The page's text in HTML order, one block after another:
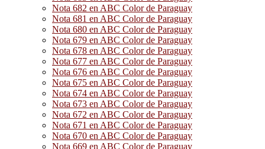
Nota 682 en ABC Color de Paraguay
Nota 681 en ABC Color de Paraguay
Nota 680 en ABC Color de Paraguay
Nota 679 en ABC Color de Paraguay
Nota 678 en ABC Color de Paraguay
Nota 677 en ABC Color de Paraguay
Nota 676 en ABC Color de Paraguay
Nota 675 en ABC Color de Paraguay
Nota 674 en ABC Color de Paraguay
Nota 673 en ABC Color de Paraguay
Nota 672 en ABC Color de Paraguay
Nota 671 en ABC Color de Paraguay
Nota 670 en ABC Color de Paraguay
Nota 669 en ABC Color de Paraguay